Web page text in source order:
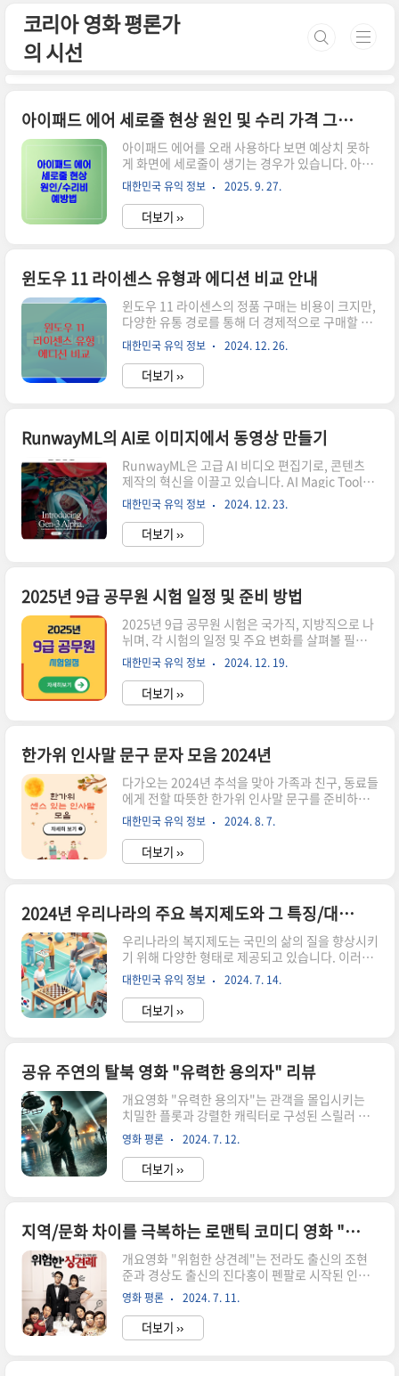
코리아 영화 평론가
의 시선
아이패드 에어 세로줄 현상 원인 및 수리 가격 그리고 예방법
아이패드 에어를 오래 사용하다 보면 예상치 못하
게 화면에 세로줄이 생기는 경우가 있습니다. 아이
패드 에어 세로줄은 단순한 일시적 오류가 아니라
액정 불량이나 메인보드 이상 같은 심각한 문제일
수 있어 주의가 필요합니다. 특히 아이패드 에어는
가볍고 얇은 구조로 설계되어 있어 충격이나 열에
용이 궁금해지고, 앞으로 같은 일이 발생하지 않도
록 예방책을 찾고 싶어지기 마련입니다. 이번 글에
서는 아이패드 에어 세로줄 현상의 원인과 실제 수
리 가격, 그리고 장기적으로 문제를 피할 수 있는 예
방법까지 꼼꼼히 정리해 드리겠습니다. 아이패드
에어 세로줄 현상이란아이패드 에어 세로줄은 화면
에 한두 개 이상의 수직선이 고정되거..
대한민국 유익 정보 2025. 9. 27.
더보기 ››
윈도우 11 라이센스 유형과 에디션 비교 안내
윈도우 11 라이센스의 정품 구매는 비용이 크지만,
다양한 유통 경로를 통해 더 경제적으로 구매할 수
있습니다. 사용 목적에 따라 적합한 라이센스 유형
과 에디션을 선정하는 것이 중요합니다. 리테일,
OEM, 볼륨 라이센스의 각각의 특징과 윈도우 11의
다양한 에디션을 비교하여 현명한 선택을 도와드립
나뉩니다.리테일 라이센스는 마이크로소프트 스토
어나 공인 리셀러를 통해 직접 구매할 수 있는 유형
으로, 다른 PC로 이전이 가능하다는 점에서 유용합
니다. 이 라이센스는 정품 인증과 공식 지원, 업데
이트를 받을 수 있어 일반 소비자에게 추천됩니
다. 하지만, 가격이 비싼 단점이 있습니다.OEM 라
이센스는 하드웨어 ..
대한민국 유익 정보 2024. 12. 26.
더보기 ››
RunwayML의 AI로 이미지에서 동영상 만들기
RunwayML은 고급 AI 비디오 편집기로, 콘텐츠
제작의 혁신을 이끌고 있습니다. AI Magic Tools
를 통해 사용자는 이미지를 동영상으로 변환하는
등 다양한 콘텐츠를 생성하고 편집할 수 있습니다.
본 기사에서는 RunwayML을 활용하여 이미지를
동영상으로 만드는 방법을 소개하고자 합니
이 플랫폼은 비디오 편집과 콘텐츠 제작의 경계를
허물며, 고급 알고리즘을 적용하여 사용자가 상상
하는 무수한 비주얼을 현실로 만들어 줍니다. 특히
AI Magic Tools은 이미지 생성 및 편집에 특화된
도구로, 쉽게 사용할 수 있는 사용자 친화적인 인터
페이스를 갖추고 있습니다. RunwayML의 주요 기
능 중..
대한민국 유익 정보 2024. 12. 23.
더보기 ››
2025년 9급 공무원 시험 일정 및 준비 방법
2025년 9급 공무원 시험은 국가직, 지방직으로 나
뉘며, 각 시험의 일정 및 주요 변화를 살펴볼 필요가
있습니다. 이 글에서는 2025년 공무원 시험의 주요
일정과 변경사항, 그리고 시험 준비를 위한 유용한
전략을 소개합니다. 철저한 준비가 필요하다는 점
은 특히 강조하고 싶습니다.2025년 공무원 시험의
목이 형사소송법개론에서 형사정책개론으로 변경
됩니다. 이 변화는 수험생들이 새로운 과목에 대한
이해와 준비가 필요함을 의미합니다. 또한, 서울시
의 간호직과 지적직이 채용 방식에서 경력 채용에
서 공채 선발로 변경되어 수험생들의 전반적인 준
비 방향에 영향을 미칠 것입니다. ▣ 2025년 9급
공무원 시험일정..
대한민국 유익 정보 2024. 12. 19.
더보기 ››
한가위 인사말 문구 문자 모음 2024년
다가오는 2024년 추석을 맞아 가족과 친구, 동료들
에게 전할 따뜻한 한가위 인사말 문구를 준비하셨
나요? 추석은 우리나라에서 가장 큰 명절 중 하나
로, 감사와 행복을 나누는 시간입니다. 이번 추석에
는 소중한 사람들에게 한가위 인사말을 통해 감사
의 마음을 전해보세요. 아래에서는 최신 한가위 인
세요. 한가위 인사말의 중요성한가위 인사말은 가
족과 친구, 동료에게 감사와 사랑의 마음을 전하는
소중한 기회입니다. 명절 동안 우리는 서로의 소중
함을 다시 한번 느끼며, 따뜻한 인사말을 통해 관계
를 더욱 돈독히 할 수 있습니다. 특히, 바쁜 일상 속
에서 자주 표현하지 못한 마음을 전하는 기회로, 한
가위 인사말은 단순한 ..
대한민국 유익 정보 2024. 8. 7.
더보기 ››
2024년 우리나라의 주요 복지제도와 그 특징/대상/신청방법 알아보기
우리나라의 복지제도는 국민의 삶의 질을 향상시키
기 위해 다양한 형태로 제공되고 있습니다. 이러한
복지제도는 경제적 안정과 사회적 안전망을 제공하
여 국민들이 보다 안정된 생활을 영위할 수 있도록
돕습니다. 특히, 최근 몇 년간 다양한 새로운 정책
들이 도입되고 기존의 제도들이 개선되면서 더 많
도의 종류와 그 특징, 그리고 대상 및 신청방법에 대
해 자세히 알아보겠습니다. 국민기초생활보장제
도국민기초생활보장제도는 생활이 어려운 국민에
게 최저생활을 보장하고 자활을 지원하는 제도입니
다. 생활 유지 능력이 없는 사람들에게 최저생활을
보장하며, 근로능력이 있는 사람에게는 자활을 돕
기 위해 다양한 지원 프로그램을 제공합니다..
대한민국 유익 정보 2024. 7. 14.
더보기 ››
공유 주연의 탈북 영화 "유력한 용의자" 리뷰
개요영화 "유력한 용의자"는 관객을 몰입시키는
치밀한 플롯과 강렬한 캐릭터로 구성된 스릴러 드
라마입니다. 주인공 지동철은 북한에서 탈북해 남
한에서 새로운 삶을 시작하려 하지만, 예상치 못한
사건에 휘말리며 그의 삶은 급격히 변합니다. 그는
대기업 회장 박명수의 피살 사건에 연루되어 유력
과 음모를 파헤치는 과정을 긴장감 있게 그리며, 인
간의 본성과 정의, 생존을 위한 투쟁을 주제로 다루
고 있습니다. 지동철은 경찰과 국정원, 그리고 비밀
스러운 적들과의 대치 속에서 진실을 찾기 위해 고
군분투하며, 딸 새봄과의 평온한 삶을 되찾기 위해
노력합니다. 이 영화는 긴박하고 스릴 넘치는 전개
와 각 장면마다 서스펜스와 감동을..
영화 평론 2024. 7. 12.
더보기 ››
지역/문화 차이를 극복하는 로맨틱 코미디 영화 "위험한 상견례" 리뷰
개요영화 "위험한 상견례"는 전라도 출신의 조현
준과 경상도 출신의 진다홍이 펜팔로 시작된 인연
을 통해 사랑을 키워가면서 서로의 가족과 문화적
차이로 인한 갈등을 극복해 나가는 과정을 그린 로
맨틱 코미디입니다. 이 영화는 사랑과 가족, 그리고
문화적 편견과 화해를 주요 테마로 삼아 유쾌하면
영화 평론 2024. 7. 11.
더보기 ››